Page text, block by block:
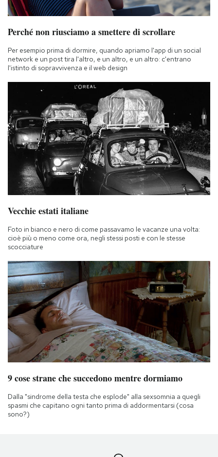
Perché non riusciamo a smettere di scrollare
Per esempio prima di dormire, quando apriamo l'app di un social
network e un post tira l'altro, e un altro, e un altro: c'entrano
l'istinto di sopravvivenza e il web design
Vecchie estati italiane
Foto in bianco e nero di come passavamo le vacanze una volta:
cioè più o meno come ora, negli stessi posti e con le stesse
scocciature
9 cose strane che succedono mentre dormiamo
Dalla "sindrome della testa che esplode" alla sexsomnia a quegli
spasmi che capitano ogni tanto prima di addormentarsi (cosa
sono?)